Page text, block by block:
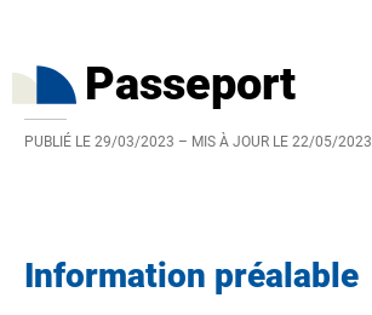
Passeport
PUBLIÉ LE 29/03/2023 – MIS À JOUR LE 22/05/2023
Information préalable